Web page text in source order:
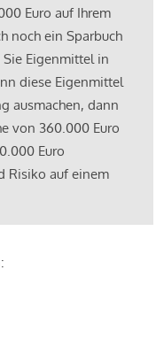
Euro auf Ihrem
noch ein Sparbuch
Eigenmittel in
diese Eigenmittel
ausmachen, dann
von 360.000 Euro
Euro
Risiko auf einem